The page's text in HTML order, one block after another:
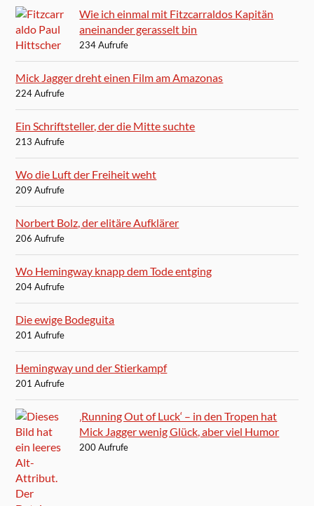
Wie ich einmal mit Fitzcarraldos Kapitän
aneinander gerasselt bin
234 Aufrufe
Mick Jagger dreht einen Film am Amazonas
224 Aufrufe
Ein Schriftsteller, der die Mitte suchte
213 Aufrufe
Wo die Luft der Freiheit weht
209 Aufrufe
Norbert Bolz, der elitäre Aufklärer
206 Aufrufe
Wo Hemingway knapp dem Tode entging
204 Aufrufe
Die ewige Bodeguita
201 Aufrufe
Hemingway und der Stierkampf
201 Aufrufe
‚Running Out of Luck‘ – in den Tropen hat
Mick Jagger wenig Glück, aber viel Humor
200 Aufrufe